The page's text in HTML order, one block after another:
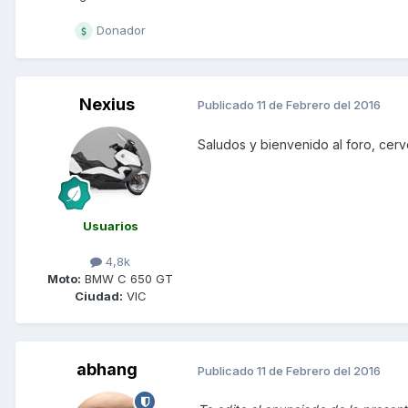
Donador
Nexius
Usuarios
4,8k
Moto: BMW C 650 GT
Ciudad: VIC
Publicado 11 de Febrero del 2016
Saludos y bienvenido al foro,
abhang Publicado 11 de Febrero del 2016